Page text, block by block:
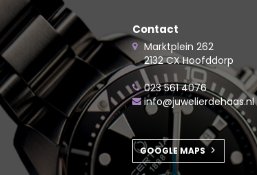
Contact
Marktplein 262
2132 CX Hoofddorp
023 561 4076
info@juwelierdehaas.nl
GOOGLE MAPS